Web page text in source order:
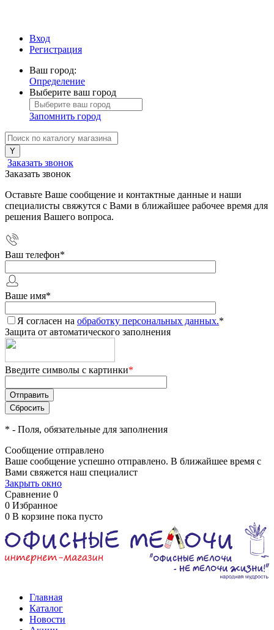
Вход
Регистрация
Ваш город:
Определение
Выберите ваш город
Запомнить город
Заказать звонок
Заказать звонок
Оставьте Ваше сообщение и контактные данные и наши
специалисты свяжутся с Вами в ближайшее рабочее время для
решения Вашего вопроса.
Ваш телефон*
Ваше имя*
Я согласен на обработку персональных данных.*
Защита от автоматического заполнения
Введите символы с картинки*
* - Поля, обязательные для заполнения
Сообщение отправлено
Ваше сообщение успешно отправлено. В ближайшее время с
Вами свяжется наш специалист
Закрыть окно
Сравнение 0
0 Избранное
0 В корзине пока пусто
Главная
Каталог
Новости